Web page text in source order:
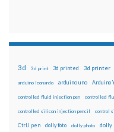
3d 3d print 3d printed 3d printer
arduino leonardo arduino uno Arduino
controlled fluid injection pen controlled
controlled silicon injection pencil control
CtrlJ pen dolly foto dolly photo dolly